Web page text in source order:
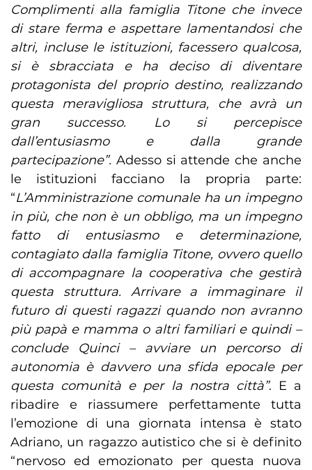
Complimenti alla famiglia Titone che invece
di stare ferma e aspettare lamentandosi che
altri, incluse le istituzioni, facessero qualcosa,
si è sbracciata e ha deciso di diventare
protagonista del proprio destino, realizzando
questa meravigliosa struttura, che avrà un
gran successo. Lo si percepisce
dall’entusiasmo e dalla grande
partecipazione”. Adesso si attende che anche
le istituzioni facciano la propria parte:
“L’Amministrazione comunale ha un impegno
in più, che non è un obbligo, ma un impegno
fatto di entusiasmo e determinazione,
contagiato dalla famiglia Titone, ovvero quello
di accompagnare la cooperativa che gestirà
questa struttura. Arrivare a immaginare il
futuro di questi ragazzi quando non avranno
più papà e mamma o altri familiari e quindi –
conclude Quinci – avviare un percorso di
autonomia è davvero una sfida epocale per
questa comunità e per la nostra città”. E a
ribadire e riassumere perfettamente tutta
l’emozione di una giornata intensa è stato
Adriano, un ragazzo autistico che si è definito
“nervoso ed emozionato per questa nuova